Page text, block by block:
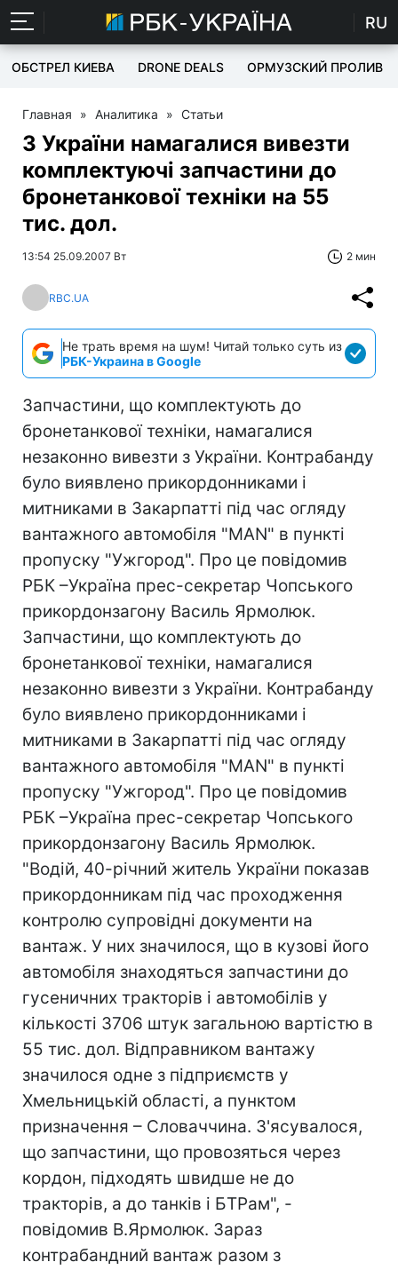
RU
ОБСТРЕЛ КИЕВА DRONE DEALS ОРМУЗСКИЙ ПРОЛИВ
Главная » Аналитика » Статьи
З України намагалися вивезти
комплектуючi запчастини до
бронетанкової техніки на 55
тис. дол.
13:54 25.09.2007 Вт 2 мин
RBC.UA
Не трать время на шум! Читай только суть из
РБК-Украина в Google
Запчастини, що комплектують до
бронетанкової техніки, намагалися
незаконно вивезти з України. Контрабанду
було виявлено прикордонниками і
митниками в Закарпатті під час огляду
вантажного автомобіля "МAN" в пункті
пропуску "Ужгород". Про це повідомив
РБК –Україна прес-секретар Чопського
прикордонзагону Василь Ярмолюк.
Запчастини, що комплектують до
бронетанкової техніки, намагалися
незаконно вивезти з України. Контрабанду
було виявлено прикордонниками і
митниками в Закарпатті під час огляду
вантажного автомобіля "МAN" в пункті
пропуску "Ужгород". Про це повідомив
РБК –Україна прес-секретар Чопського
прикордонзагону Василь Ярмолюк.
"Водій, 40-річний житель України показав
прикордонникам під час проходження
контролю супровідні документи на
вантаж. У них значилося, що в кузові його
автомобіля знаходяться запчастини до
гусеничних тракторів і автомобілів у
кількості 3706 штук загальною вартістю в
55 тис. дол. Відправником вантажу
значилося одне з підприємств у
Хмельницькій області, а пунктом
призначення – Словаччина. З'ясувалося,
що запчастини, що провозяться через
кордон, підходять швидше не до
тракторів, а до танків і БТРам", -
повідомив В.Ярмолюк. Зараз
контрабандний вантаж разом з